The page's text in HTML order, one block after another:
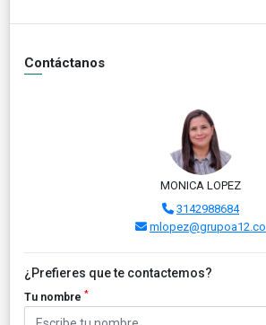
Contáctanos
MONICA LOPEZ
3142988684
mlopez@grupoa12.co
¿Prefieres que te contactemos?
Tu nombre *